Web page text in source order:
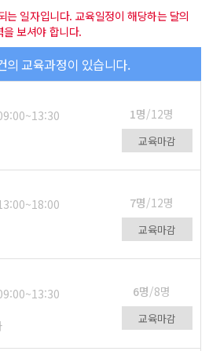
일자입니다. 교육일정이 해당하는 달의
을 보셔야 합니다.
의 교육과정이 있습니다.
1명/12명
교육마감
7명/12명
교육마감
6명/8명
교육마감